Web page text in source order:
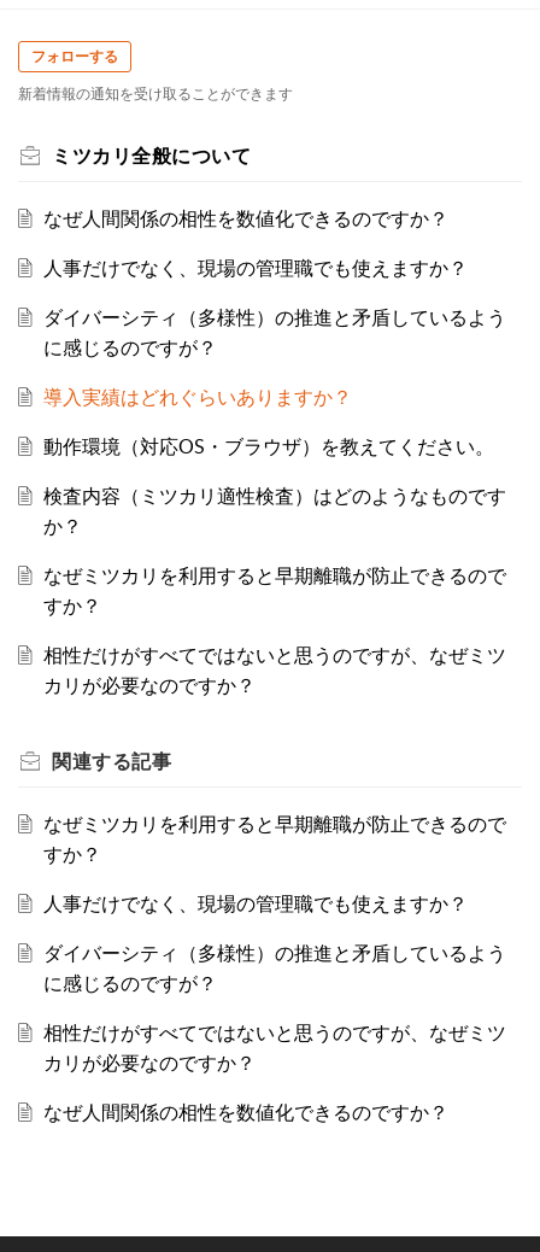
フォローする
新着情報の通知を受け取ることができます
ミツカリ全般について
なぜ人間関係の相性を数値化できるのですか？
人事だけでなく、現場の管理職でも使えますか？
ダイバーシティ（多様性）の推進と矛盾しているよう
に感じるのですが？
導入実績はどれぐらいありますか？
動作環境（対応OS・ブラウザ）を教えてください。
検査内容（ミツカリ適性検査）はどのようなものです
か？
なぜミツカリを利用すると早期離職が防止できるので
すか？
相性だけがすべてではないと思うのですが、なぜミツ
カリが必要なのですか？
関連する記事
なぜミツカリを利用すると早期離職が防止できるので
すか？
人事だけでなく、現場の管理職でも使えますか？
ダイバーシティ（多様性）の推進と矛盾しているよう
に感じるのですが？
相性だけがすべてではないと思うのですが、なぜミツ
カリが必要なのですか？
なぜ人間関係の相性を数値化できるのですか？